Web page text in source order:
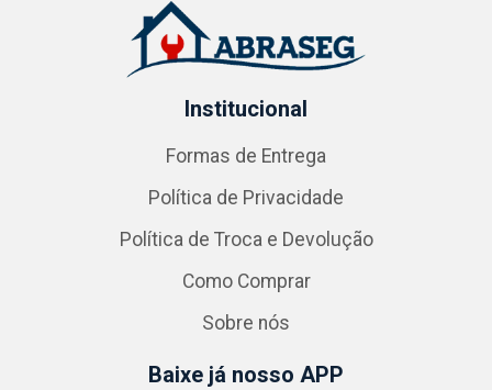
Institucional
Formas de Entrega
Política de Privacidade
Política de Troca e Devolução
Como Comprar
Sobre nós
Baixe já nosso APP